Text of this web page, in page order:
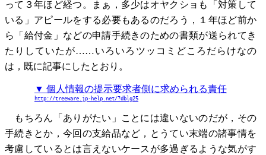
って３年ほど経つ。まぁ，多少はオヤクショも「対策して
いる」アピールをする必要もあるのだろう，１年ほど前か
ら「給付金」などの申請手続きのための書類が送られてき
たりしていたが……いろいろツッコミどころだらけなの
は，既に記事にしたとおり。
▼ 個人情報の提示要求者側に求められる責任
http://treeware.jp-help.net/?dblg25
もちろん「ありがたい」ことには違いないのだが，その
手続きとか，今回の支給品など，とうてい末端の諸事情を
考慮しているとは言えないケースが多過ぎるような気がす